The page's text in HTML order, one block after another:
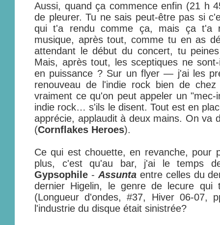
Aussi, quand ça commence enfin (21 h
de pleurer. Tu ne sais peut-être pas si
qui t'a rendu comme ça, mais ça t'a
musique, après tout, comme tu en as
attendant le début du concert, tu
Mais, après tout, les sceptiques ne
en puissance ? Sur un flyer — j'ai les
renouveau de l'indie rock bien de
vraiment ce qu'on peut appeler un
indie rock… s'ils le disent. Tout est en
apprécie, applaudit à deux mains. On va
(Cornflakes Heroes).
Ce qui est chouette, en revanche, pour
plus, c'est qu'au bar, j'ai le temps
Gypsophile - Assuntaentre celles du
dernier Higelin, le genre de lecure qui
(Longueur d'ondes, #37, Hiver 06-07,
l'industrie du disque était sinistrée?